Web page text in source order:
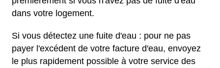
dans votre logement.
Si vous détectez une fuite d'eau : pour ne pas
payer l'excédent de votre facture d'eau, envoyez
le plus rapidement possible à votre service des